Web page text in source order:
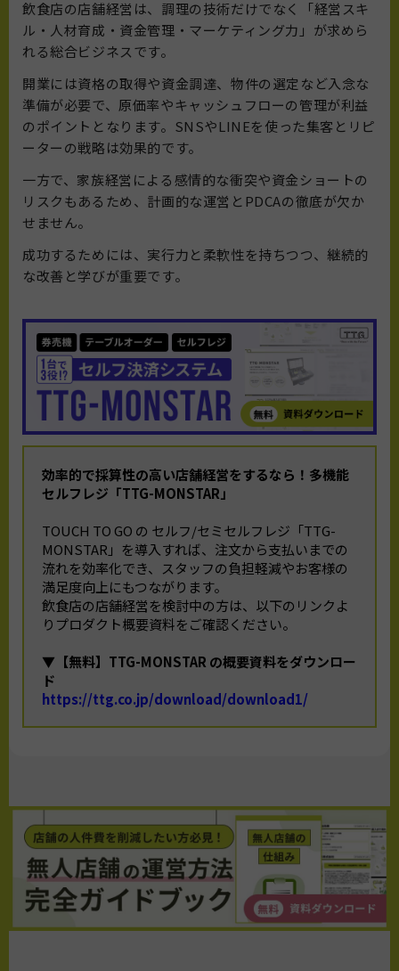
飲食店の店舗経営は、調理の技術だけでなく「経営スキ
ル・人材育成・資金管理・マーケティング力」が求めら
れる総合ビジネスです。
開業には資格の取得や資金調達、物件の選定など入念な
準備が必要で、原価率やキャッシュフローの管理が利益
のポイントとなります。SNSやLINEを使った集客とリピ
ーターの戦略は効果的です。
一方で、家族経営による感情的な衝突や資金ショートの
リスクもあるため、計画的な運営とPDCAの徹底が欠か
せません。
成功するためには、実行力と柔軟性を持ちつつ、継続的
な改善と学びが重要です。
効率的で採算性の高い店舗経営をするなら！ 多機能
セルフレジ「TTG-MONSTAR」
TOUCH TO GO の セルフ/セミセルフレジ「TTG-
MONSTAR」を導入すれば、注文から支払いまでの
流れを効率化でき、スタッフの負担軽減やお客様の
満足度向上にもつながります。
飲食店の店舗経営を検討中の方は、以下のリンクよ
りプロダクト概要資料をご確認ください。
▼【無料】TTG-MONSTAR の概要資料をダウンロー
ド
https://ttg.co.jp/download/download1/